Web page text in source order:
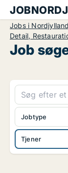
Jobs i
Detail,
Job
Tjener
Jobtype